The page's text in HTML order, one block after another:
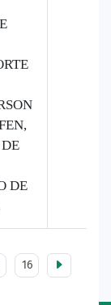
DE
16